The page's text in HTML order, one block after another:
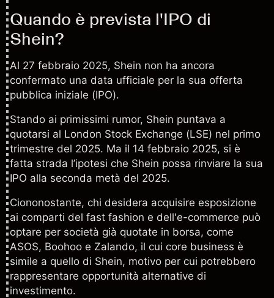
Quando è prevista l'IPO di
Shein?
Al 27 febbraio 2025, Shein non ha ancora
confermato una data ufficiale per la sua offerta
pubblica iniziale (IPO).
Stando ai primissimi rumor, Shein puntava a
quotarsi al London Stock Exchange (LSE) nel primo
trimestre del 2025. Ma il 14 febbraio 2025, si è
fatta strada l’ipotesi che Shein possa rinviare la sua
IPO alla seconda metà del 2025.
Ciononostante, chi desidera acquisire esposizione
ai comparti del fast fashion e dell'e-commerce può
optare per società già quotate in borsa, come
ASOS, Boohoo e Zalando, il cui core business è
simile a quello di Shein, motivo per cui potrebbero
rappresentare opportunità alternative di
investimento.